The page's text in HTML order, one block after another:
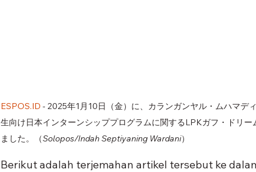
ESPOS.ID - 2025年1月10日（金）に、カランガンヤル・ムハマデ
生向け日本インターンシッププログラムに関するLPKガフ・ドリ
ました。（Solopos/Indah Septiyaning Wardani）
Berikut adalah terjemahan artikel tersebut ke